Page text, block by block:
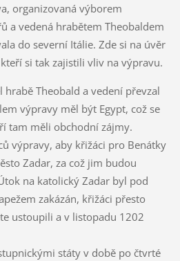
organizovaná výborem
a vedená hrabětem Theobaldem
do severní Itálie. Zde si na úvěr
si tak zajistili vliv na výpravu.
Theobald a vedení převzal
výpravy měl být Egypt, což se
tam měli obchodní zájmy.
výpravy, aby křižáci pro Benátky
Zadar, za což jim budou
na katolický Zadar byl pod
zakázán, křižáci přesto
ustoupili a v listopadu 1202
státy v době po čtvrté